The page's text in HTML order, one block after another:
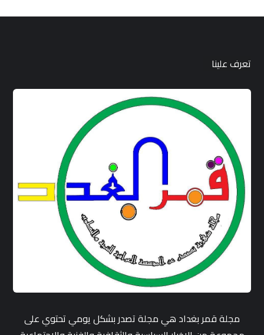
تعرف علينا
مجلة قمر بغداد هي مجلة تصدر بشكل يومي تحتوي على